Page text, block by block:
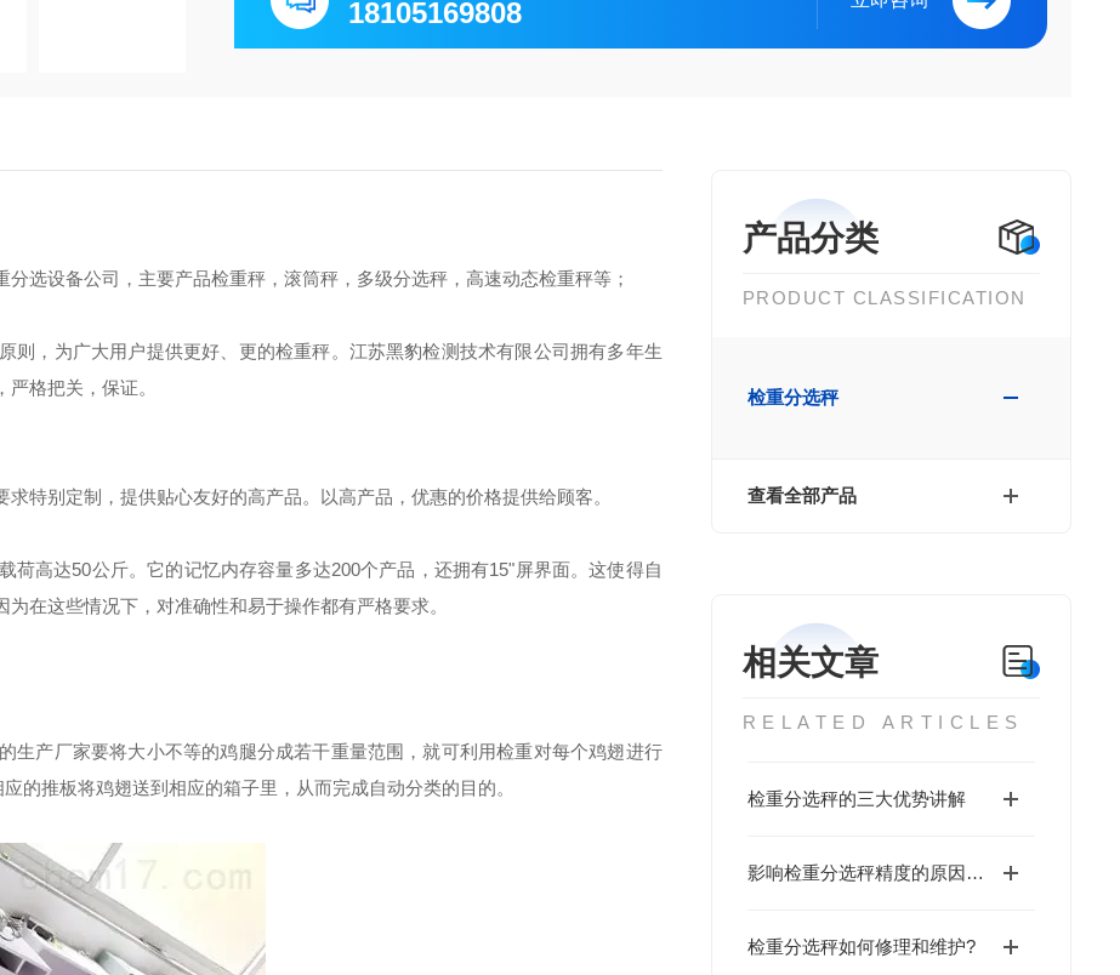
18105169808
产品分类
PRODUCT CLASSIFICATION
检重分选秤
查看全部产品
相关文章
RELATED ARTICLES
检重分选秤的三大优势讲解
影响检重分选秤精度的原因有哪几点？
检重分选秤如何修理和维护?
选设备公司，主要产品检重秤，滚筒秤，多级分选秤，高速动态检重秤等；
则，为广大用户提供更好、更的检重秤。江苏黑豹检测技术有限公司拥有多年生
格把关，保证。
特别定制，提供贴心友好的高产品。以高产品，优惠的价格提供给顾客。
高达50公斤。它的记忆内存容量多达200个产品，还拥有15"屏界面。这使得自
在这些情况下，对准确性和易于操作都有严格要求。
生产厂家要将大小不等的鸡腿分成若干重量范围，就可利用检重对每个鸡翅进行
的推板将鸡翅送到相应的箱子里，从而完成自动分类的目的。